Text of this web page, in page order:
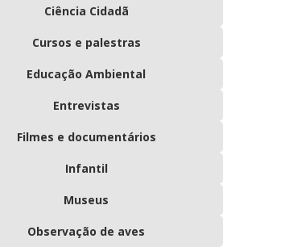
Ciência Cidadã
Cursos e palestras
Educação Ambiental
Entrevistas
Filmes e documentários
Infantil
Museus
Observação de aves